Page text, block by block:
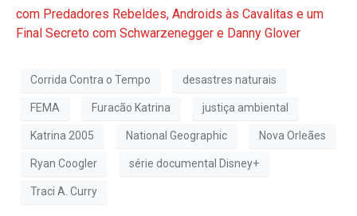
com Predadores Rebeldes, Androids às Cavalitas e um
Final Secreto com Schwarzenegger e Danny Glover
Corrida Contra o Tempo desastres naturais
FEMA Furacão Katrina justiça ambiental
Katrina 2005 National Geographic Nova Orleães
Ryan Coogler série documental Disney+
Traci A. Curry